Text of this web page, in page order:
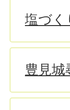
塩づく
豊見城